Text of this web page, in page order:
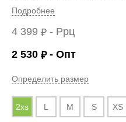
Подробнее
4 399 ₽ - Ррц
2 530 ₽- Опт
Определить размер
2xs L M S XS